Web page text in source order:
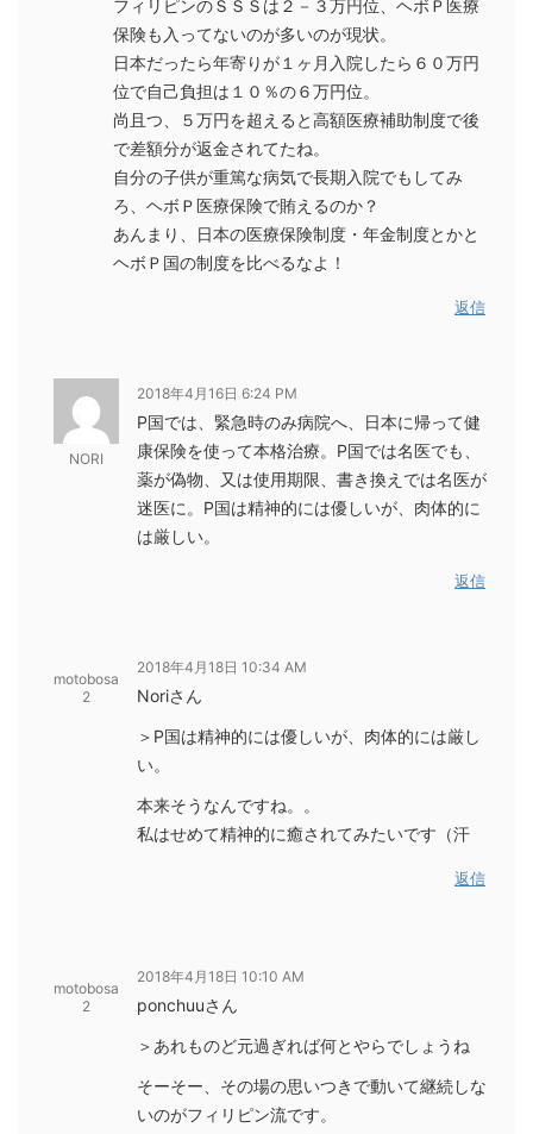
フィリピンのＳＳＳは２－３万円位、ヘボＰ医療
保険も入ってないのが多いのが現状。
日本だったら年寄りが１ヶ月入院したら６０万円
位で自己負担は１０％の６万円位。
尚且つ、５万円を超えると高額医療補助制度で後
で差額分が返金されてたね。
自分の子供が重篤な病気で長期入院でもしてみ
ろ、ヘボＰ医療保険で賄えるのか？
あんまり、日本の医療保険制度・年金制度とかと
ヘボＰ国の制度を比べるなよ！
返信
NORI
2018年4月16日 6:24 PM
P国では、緊急時のみ病院へ、日本に帰って健
康保険を使って本格治療。P国では名医でも、
薬が偽物、又は使用期限、書き換えでは名医が
迷医に。P国は精神的には優しいが、肉体的に
は厳しい。
返信
motobosa
2
2018年4月18日 10:34 AM
Noriさん
＞P国は精神的には優しいが、肉体的には厳し
い。
本来そうなんですね。。
私はせめて精神的に癒されてみたいです（汗
返信
motobosa
2
2018年4月18日 10:10 AM
ponchuuさん
＞あれものど元過ぎれば何とやらでしょうね
そーそー、その場の思いつきで動いて継続しな
いのがフィリピン流です。